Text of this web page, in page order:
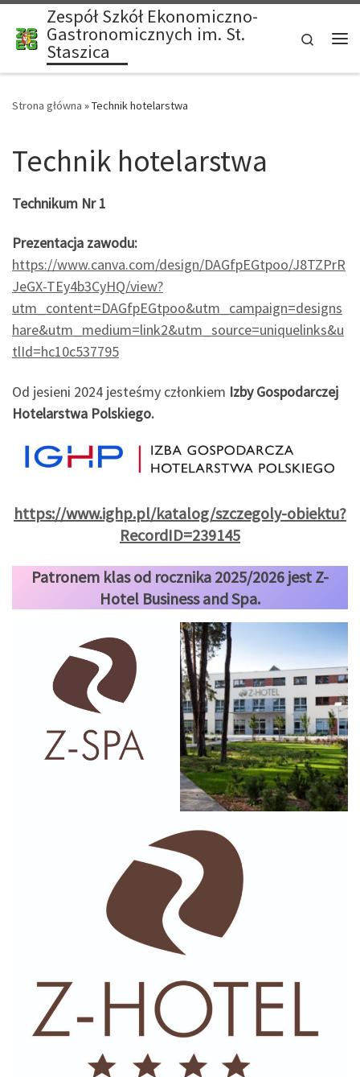
Skip to content
Zespół Szkół Ekonomiczno-
Gastronomicznych im. St.
Staszica
Search
Strona główna »Technik hotelarstwa
Technik hotelarstwa
Technikum Nr 1
Prezentacja zawodu:
https://www.canva.com/design/DAGfpEGtpoo/J8TZPrR
JeGX-TEy4b3CyHQ/view?
utm_content=DAGfpEGtpoo&utm_campaign=designs
hare&utm_medium=link2&utm_source=uniquelinks&u
tlId=hc10c537795
Od jesieni 2024 jesteśmy członkiem Izby Gospodarczej
Hotelarstwa Polskiego.
https://www.ighp.pl/katalog/szczegoly-obiektu?
RecordID=239145
Patronem klas od rocznika 2025/2026 jest Z-
Hotel Business and Spa.